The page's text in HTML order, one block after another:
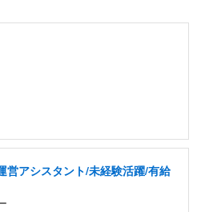
営アシスタント/未経験活躍/有給